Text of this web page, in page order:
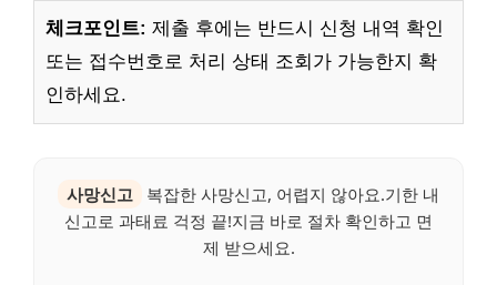
체크포인트: 제출 후에는 반드시 신청 내역 확인
또는 접수번호로 처리 상태 조회가 가능한지 확
인하세요.
사망신고
복잡한 사망신고, 어렵지 않아요.기한 내
신고로 과태료 걱정 끝!지금 바로 절차 확인하고 면
제 받으세요.